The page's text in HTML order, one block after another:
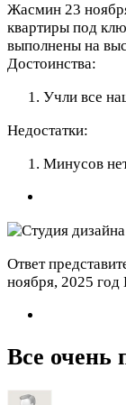
Жасмин 23
квартиры под
выполнены на
Достоинства:
Учли все
Недостатки:
Минусов
Ответ
ноября, 2025 год
Все очень